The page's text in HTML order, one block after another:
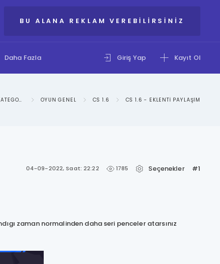
BU ALANA REKLAM VEREBILIRSINIZ
Daha Fazla Giriş Yap Kayıt Ol
IXBIR - OYUNLAR KATEGORISI OYUN GENEL CS 1.6 CS 1.6 - EKLENTI PAYLAŞIM
04-09-2022, Saat: 22:22 1785 Seçenekler #1
zaman normalinden daha seri penceler atarsınız